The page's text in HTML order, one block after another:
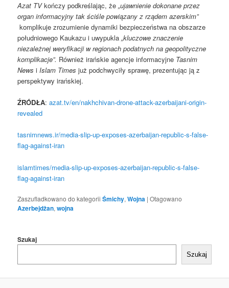
Azat TVkończy podkreślając, że„ujawnienie dokonane przez
organ informacyjny tak ściśle powiązany z rządem azerskim”
komplikuje zrozumienie dynamiki bezpieczeństwa na obszarze
południowego Kaukazu i uwypukla„kluczowe znaczenie
niezależnej weryfikacji w regionach podatnych na geopolityczne
komplikacje”. Również irańskie agencje informacyjne Tasnim
News iIslam Times już podchwyciły sprawę, prezentując ją z
perspektywy irańskiej.
ŹRÓDŁA:azat.tv/en/nakhchivan-drone-attack-azerbaijani-origin-
revealed
tasnimnews.ir/media-slip-up-exposes-azerbaijan-republic-s-false-
flag-against-iran
islamtimes/media-slip-up-exposes-azerbaijan-republic-s-false-
flag-against-iran
Zaszufladkowano do kategorii Śmichy,Wojna |Otagowano
Azerbejdżan,wojna
Szukaj
Szukaj